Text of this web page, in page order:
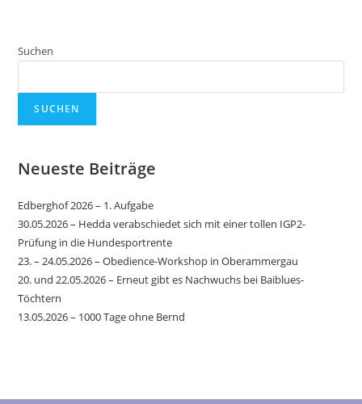
Suchen
SUCHEN
Neueste Beiträge
Edberghof 2026 – 1. Aufgabe
30.05.2026 – Hedda verabschiedet sich mit einer tollen IGP2-
Prüfung in die Hundesportrente
23. – 24.05.2026 – Obedience-Workshop in Oberammergau
20. und 22.05.2026 – Erneut gibt es Nachwuchs bei Baiblues-
Töchtern
13.05.2026 – 1000 Tage ohne Bernd